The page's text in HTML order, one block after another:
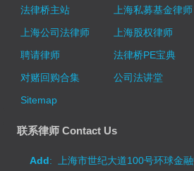
法律桥主站
上海私募基金律师
上海公司法律师
上海股权律师
聘请律师
法律桥PE宝典
对赌回购合集
公司法讲堂
Sitemap
联系律师 Contact Us
Add: 上海市世纪大道100号环球金